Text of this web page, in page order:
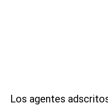
Los agentes